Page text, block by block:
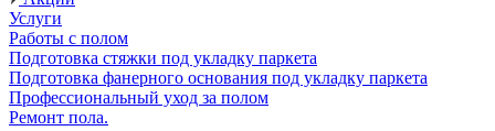
Услуги
Работы с полом
Подготовка стяжки под укладку паркета
Подготовка фанерного основания под укладку паркета
Профессиональный уход за полом
Ремонт пола.